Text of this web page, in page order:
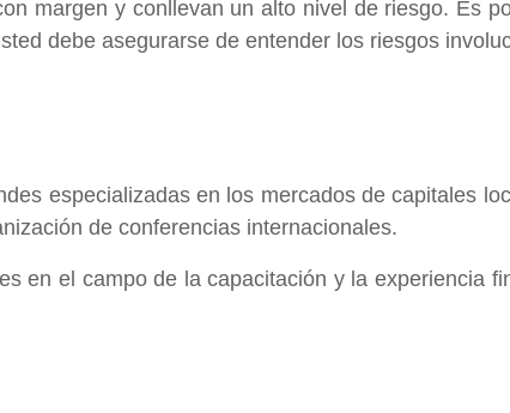
margen y conllevan un alto nivel de riesgo. Es
debe asegurarse de entender los riesgos
especializadas en los mercados de capitales
de conferencias internacionales.
en el campo de la capacitación y la experiencia